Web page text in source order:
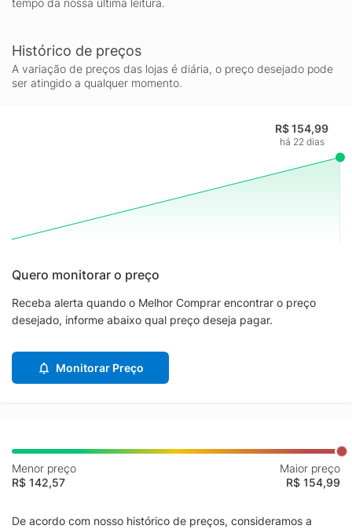
E conta com dureza da lâmina de 55 e 58 HRC, que garante
durabilidade, equilíbrio e segurança. O cabo ergonômico
proporciona maior segurança, equilíbrio e conforto na hora do
corte. Pode ir à máquina de lavar louças facilitando seu dia a
tempo da nossa última leitura.
Histórico de preços
A variação de preços das lojas é diária, o preço desejado pode
ser atingido a qualquer momento.
R$ 154,99
há 22 dias
Quero monitorar o preço
Receba alerta quando o Melhor Comprar encontrar o preço
desejado, informe abaixo qual preço deseja pagar.
Monitorar Preço
Menor preço
R$ 142,57
Maior preço
R$ 154,99
De acordo com nosso histórico de preços, consideramos a